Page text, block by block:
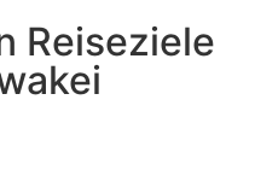
Reiseziele